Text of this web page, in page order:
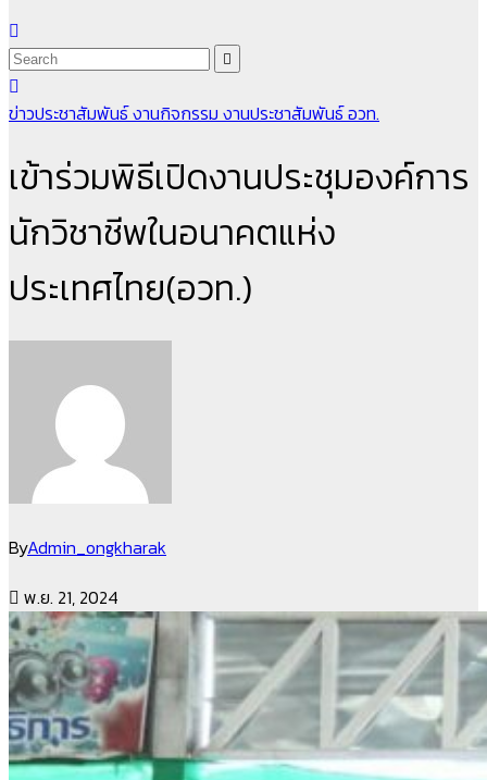
ข่าวประชาสัมพันธ์งานกิจกรรม งานประชาสัมพันธ์อวท.
เข้าร่วมพิธีเปิดงานประชุมองค์การ
นักวิชาชีพในอนาคตแห่ง
ประเทศไทย(อวท.)
ByAdmin_ongkharak
พ.ย. 21, 2024